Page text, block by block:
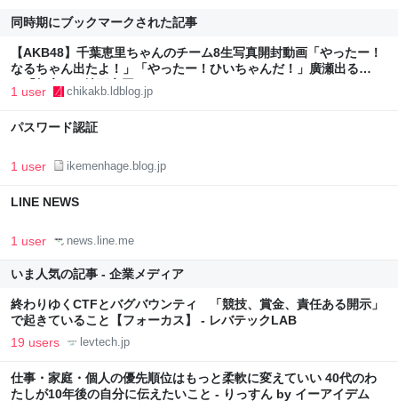
同時期にブックマークされた記事
【AKB48】千葉恵里ちゃんのチーム8生写真開封動画「やったー！
なるちゃん出たよ！」「やったー！ひいちゃんだ！」廣瀬出る
→「無言」 : 地下帝国-AKB48まとめ
1 user chikakb.ldblog.jp
パスワード認証
1 user ikemenhage.blog.jp
LINE NEWS
1 user news.line.me
いま人気の記事 - 企業メディア
終わりゆくCTFとバグバウンティ 「競技、賞金、責任ある開示」
で起きていること【フォーカス】 - レバテックLAB
19 users levtech.jp
仕事・家庭・個人の優先順位はもっと柔軟に変えていい 40代のわ
たしが10年後の自分に伝えたいこと - りっすん by イーアイデム